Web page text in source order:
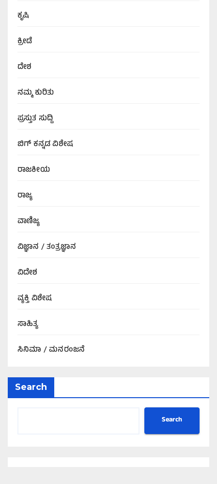
ಕೃಷಿ
ಕ್ರೀಡೆ
ದೇಶ
ನಮ್ಮ ಕುರಿತು
ಪ್ರಸ್ತುತ ಸುದ್ದಿ
ಬಿಗ್‌ ಕನ್ನಡ ವಿಶೇಷ
ರಾಜಕೀಯ
ರಾಜ್ಯ
ವಾಣಿಜ್ಯ
ವಿಜ್ಞಾನ / ತಂತ್ರಜ್ಞಾನ
ವಿದೇಶ
ವ್ಯಕ್ತಿ ವಿಶೇಷ
ಸಾಹಿತ್ಯ
ಸಿನಿಮಾ / ಮನರಂಜನೆ
Search
Search